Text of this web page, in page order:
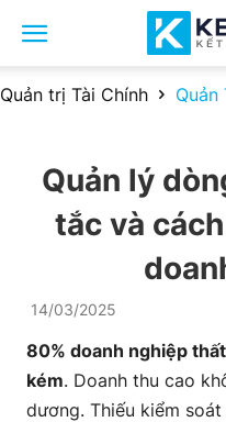
Quản trị Tài Chính Quản
Quản lý
tắc và
14/03/2025
80% doanh nghiệp
kém. Doanh thu cao
dương. Thiếu kiểm